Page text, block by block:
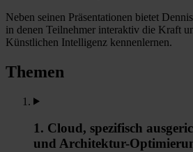
Neben seinen Präsentationen bietet
in denen Teilnehmer interaktiv die Kraft
Künstlichen Intelligenz kennenlernen.
Themen
1. Cloud, spezifisch
und Architektur-